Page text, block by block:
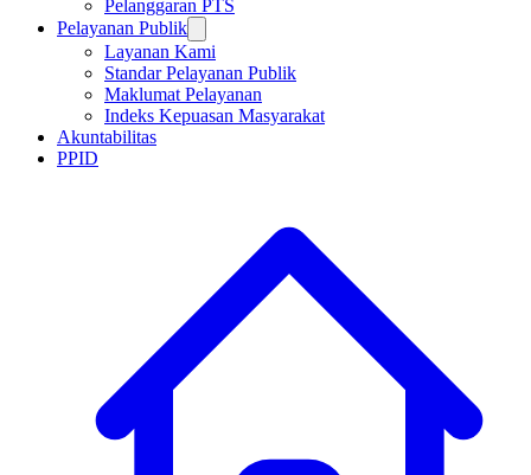
Pelanggaran PTS
Pelayanan Publik
Layanan Kami
Standar Pelayanan Publik
Maklumat Pelayanan
Indeks Kepuasan Masyarakat
Akuntabilitas
PPID